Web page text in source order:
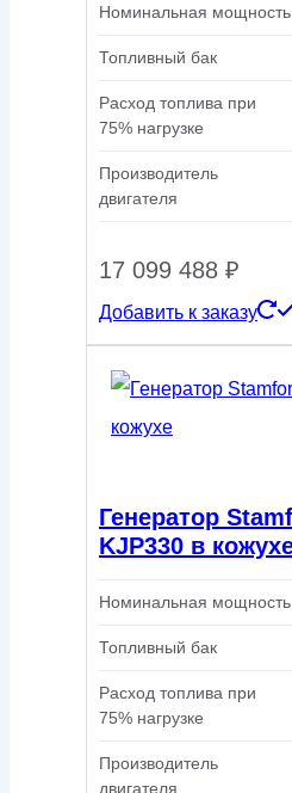
Номинальная мощность
Топливный бак
Расход топлива при
75% нагрузке
Производитель
двигателя
17 099 488 ₽
Добавить к заказу
Генератор
KJP330 в
Номинальная мощность
Топливный бак
Расход топлива при
75% нагрузке
Производитель
двигателя